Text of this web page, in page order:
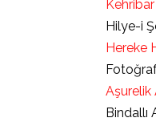
Hilye-i
Hereke
Aşurelik
Bindallı